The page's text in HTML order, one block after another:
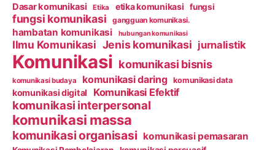
Dasar komunikasi Etika etika komunikasi fungsi
fungsi komunikasi gangguan komunikasi.
hambatan komunikasi hubungan komunikasi
Ilmu Komunikasi Jenis komunikasi jurnalistik
Komunikasi komunikasi bisnis
komunikasi budaya komunikasi daring komunikasi data
komunikasi digital Komunikasi Efektif
komunikasi interpersonal
komunikasi massa
komunikasi organisasi komunikasi pemasaran